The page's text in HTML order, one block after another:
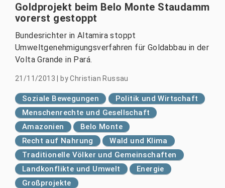
Goldprojekt beim Belo Monte Staudamm
vorerst gestoppt
Bundesrichter in Altamira stoppt
Umweltgenehmigungsverfahren für Goldabbau in der
Volta Grande in Pará.
21/11/2013 byChristian Russau
Soziale Bewegungen
Politik und Wirtschaft
Menschenrechte und Gesellschaft
Amazonien
Belo Monte
Recht auf Nahrung
Wald und Klima
Traditionelle Völker und Gemeinschaften
Landkonflikte und Umwelt
Energie
Großprojekte